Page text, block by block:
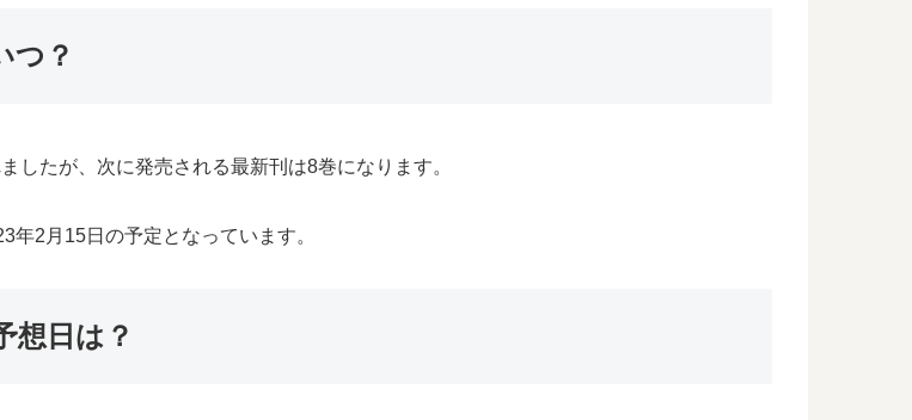
つ？
したが、次に発売される最新刊は8巻になります。
2月15日の予定となっています。
想日は？